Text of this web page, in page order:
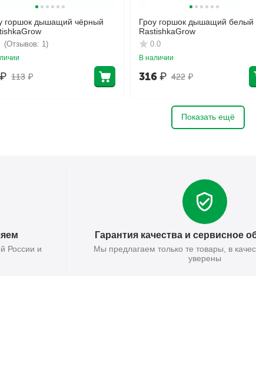
горшок дышащий чёрный
(Отзывов: 1)
113 ₽
₽
Гроу горшок дышащий белый
RastishkaGrow
0.0
В наличии
422 ₽
316₽
Показать ещё
России и
Гарантия качества и сервисное
Мы предлагаем только те товары, в
уверены